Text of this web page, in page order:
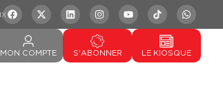
MON COMPTE S'ABONNER LE KIOSQUE